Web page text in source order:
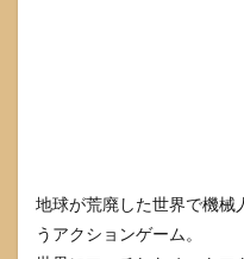
地球が荒廃した世界で機械
うアクションゲーム。